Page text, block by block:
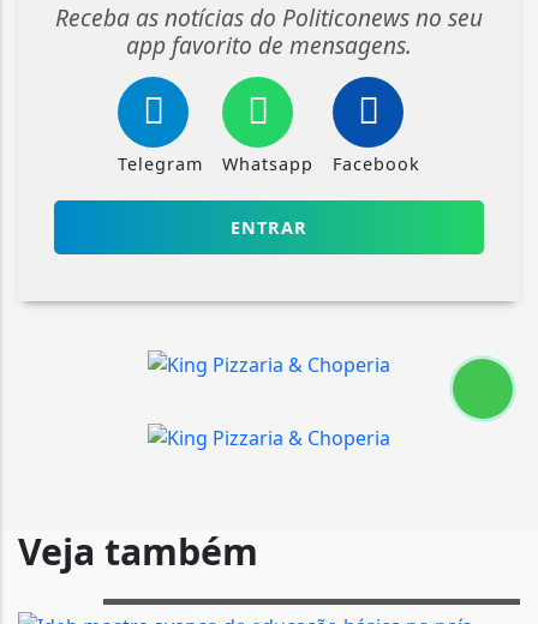
Receba as notícias do Politiconews no seu
app favorito de mensagens.
Telegram Whatsapp Facebook
ENTRAR
Veja também